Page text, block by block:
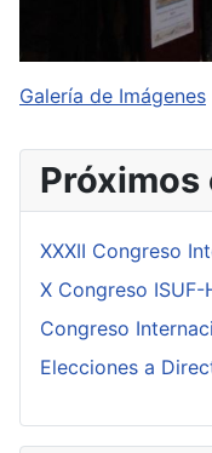
Galería de Imágenes
Próximos
XXXII Congreso
X Congreso ISUF-
Congreso
Elecciones a